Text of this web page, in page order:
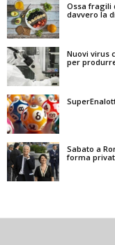
Ossa fragili
davvero la
Nuovi virus
per
Sabato a
forma